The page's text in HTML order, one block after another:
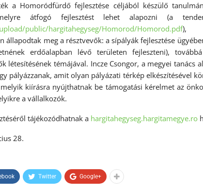
a Homoródfürdő fejlesztése céljából készülő
átfogó fejlesztést lehet alapozni (a
public/hargitahegyseg/Homorod/Homorod.pdf),
állapodtak meg a résztvevők: a sípályák fejlesztése
erdőalapban lévő területen fejleszteni),
létesítésének témájával. Incze Csongor, a megyei tanács
pályázzanak, amit olyan pályázati térkép elkészítésével
kiírásra nyújthatnak be támogatási kérelmet az
a vállalkozók.
tájékozódhatnak a hargitahegyseg.hargitamegye.ro
28.
Twitter Google+